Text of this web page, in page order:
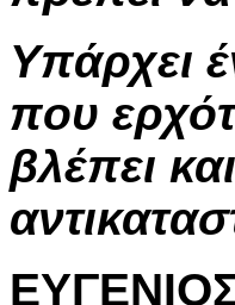
Υπάρχει
που
βλέπει